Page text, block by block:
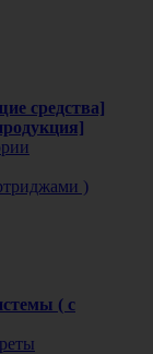
средства]
)
( с